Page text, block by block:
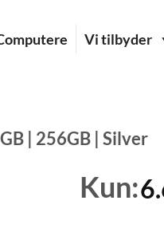
Vi tilbyder
| 256GB | Silver
Kun: